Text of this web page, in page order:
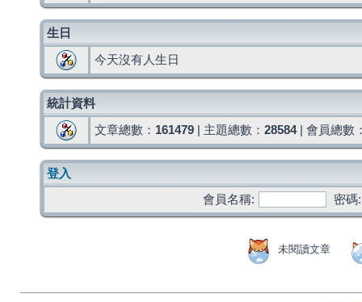
生日
今天沒有人生日
統計資料
文章總數： 161479 | 主題總數： 28584| 會員總數
登入
會員名稱:
密碼:
未閱讀文章